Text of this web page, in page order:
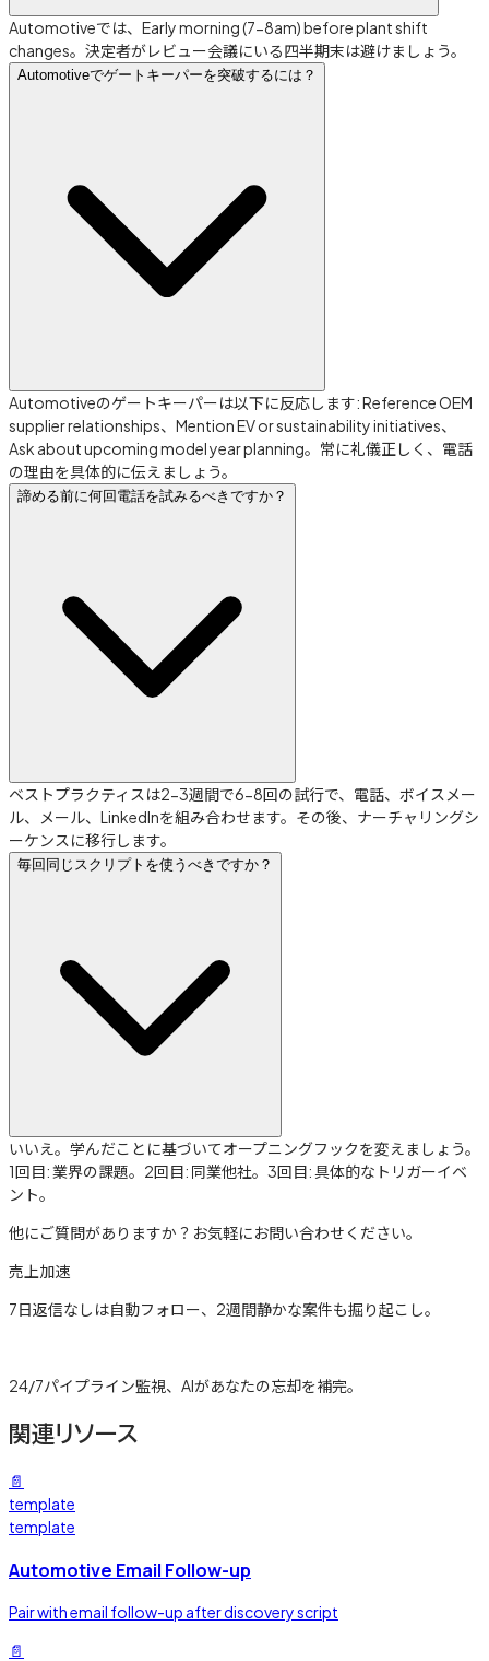
Automotiveでは、Early morning (7-8am) before plant shift
changes。決定者がレビュー会議にいる四半期末は避けましょう。
Automotiveでゲートキーパーを突破するには？
Automotiveのゲートキーパーは以下に反応します: Reference OEM
supplier relationships、Mention EV or sustainability initiatives、
Ask about upcoming model year planning。常に礼儀正しく、電話
の理由を具体的に伝えましょう。
諦める前に何回電話を試みるべきですか？
ベストプラクティスは2-3週間で6-8回の試行で、電話、ボイスメー
ル、メール、LinkedInを組み合わせます。その後、ナーチャリングシ
ーケンスに移行します。
毎回同じスクリプトを使うべきですか？
いいえ。学んだことに基づいてオープニングフックを変えましょう。
1回目: 業界の課題。2回目: 同業他社。3回目: 具体的なトリガーイベ
ント。
他にご質問がありますか？お気軽にお問い合わせください。
売上加速
7日返信なしは自動フォロー、2週間静かな案件も掘り起こし。
24/7パイプライン監視、AIがあなたの忘却を補完。
関連リソース
📄
template
template
Automotive Email Follow-up
Pair with email follow-up after discovery script
📄